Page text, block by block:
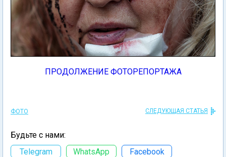
ПРОДОЛЖЕНИЕ ФОТОРЕПОРТАЖА
ФОТО СЛЕДУЮЩАЯ СТАТЬЯ
Будьте с нами:
Telegram
WhatsApp Facebook